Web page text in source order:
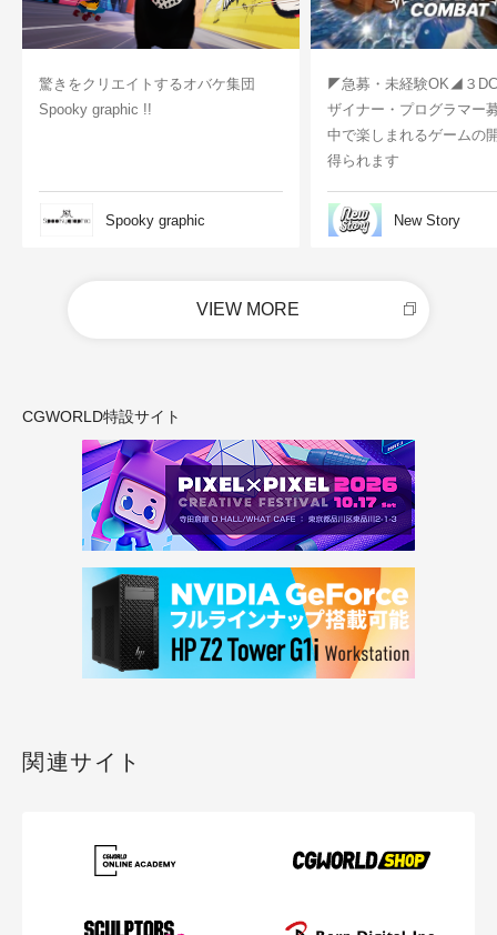
驚きをクリエイトするオバケ集団
Spooky graphic !!
Spooky graphic
◤急募・未経験OK◢３
ザイナー・プログラマー
中で楽しまれるゲームの
得られます
New Story
VIEW MORE
CGWORLD特設サイト
関連サイト